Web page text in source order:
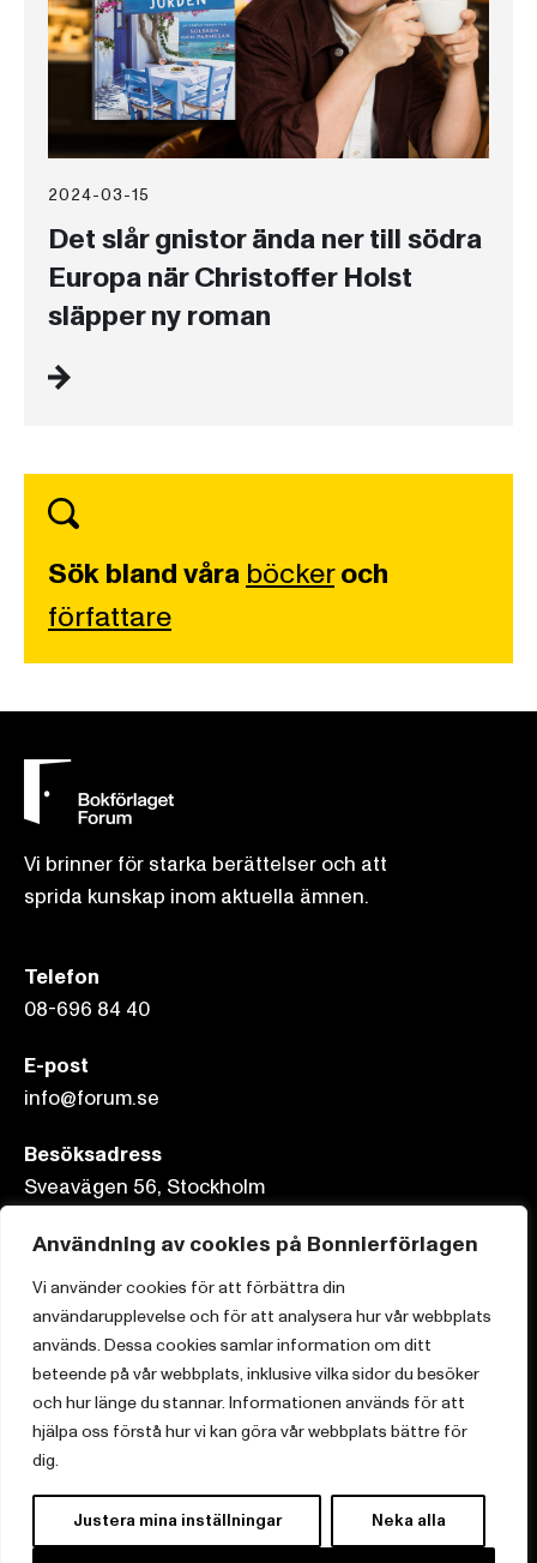
Användning av cookies på Bonnierförlagen
Vi använder cookies för att förbättra din
användarupplevelse och för att analysera hur vår webbplats
används. Dessa cookies samlar information om ditt
beteende på vår webbplats, inklusive vilka sidor du besöker
och hur länge du stannar. Informationen används för att
hjälpa oss förstå hur vi kan göra vår webbplats bättre för
dig.
Justera mina inställningar Neka alla
2024-03-15
Det slår gnistor ända ner till södra
Europa när Christoffer Holst
släpper ny roman
Sök bland våra böckeroch
författare
Vi brinner för starka berättelser och att
sprida kunskap inom aktuella ämnen.
Telefon
08-696 84 40
E-post
info@forum.se
Besöksadress
Sveavägen 56, Stockholm
Postadress
Box 3159, 103 63 Stockholm
Om Bonnierförlagen
Cookies
Integritetspolicy